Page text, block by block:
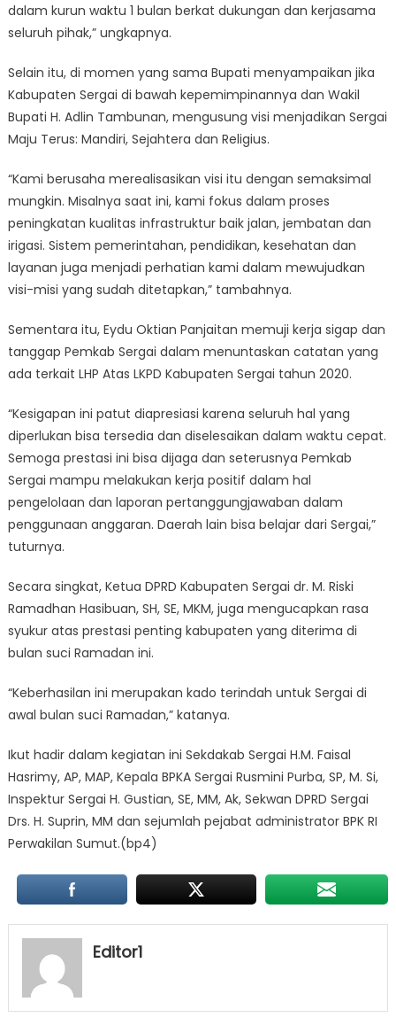
dalam kurun waktu 1 bulan berkat dukungan dan kerjasama
seluruh pihak,” ungkapnya.
Selain itu, di momen yang sama Bupati menyampaikan jika
Kabupaten Sergai di bawah kepemimpinannya dan Wakil
Bupati H. Adlin Tambunan, mengusung visi menjadikan Sergai
Maju Terus: Mandiri, Sejahtera dan Religius.
“Kami berusaha merealisasikan visi itu dengan semaksimal
mungkin. Misalnya saat ini, kami fokus dalam proses
peningkatan kualitas infrastruktur baik jalan, jembatan dan
irigasi. Sistem pemerintahan, pendidikan, kesehatan dan
layanan juga menjadi perhatian kami dalam mewujudkan
visi-misi yang sudah ditetapkan,” tambahnya.
Sementara itu, Eydu Oktian Panjaitan memuji kerja sigap dan
tanggap Pemkab Sergai dalam menuntaskan catatan yang
ada terkait LHP Atas LKPD Kabupaten Sergai tahun 2020.
“Kesigapan ini patut diapresiasi karena seluruh hal yang
diperlukan bisa tersedia dan diselesaikan dalam waktu cepat.
Semoga prestasi ini bisa dijaga dan seterusnya Pemkab
Sergai mampu melakukan kerja positif dalam hal
pengelolaan dan laporan pertanggungjawaban dalam
penggunaan anggaran. Daerah lain bisa belajar dari Sergai,”
tuturnya.
Secara singkat, Ketua DPRD Kabupaten Sergai dr. M. Riski
Ramadhan Hasibuan, SH, SE, MKM, juga mengucapkan rasa
syukur atas prestasi penting kabupaten yang diterima di
bulan suci Ramadan ini.
“Keberhasilan ini merupakan kado terindah untuk Sergai di
awal bulan suci Ramadan,” katanya.
Ikut hadir dalam kegiatan ini Sekdakab Sergai H.M. Faisal
Hasrimy, AP, MAP, Kepala BPKA Sergai Rusmini Purba, SP, M. Si,
Inspektur Sergai H. Gustian, SE, MM, Ak, Sekwan DPRD Sergai
Drs. H. Suprin, MM dan sejumlah pejabat administrator BPK RI
Perwakilan Sumut.(bp4)
Editor1